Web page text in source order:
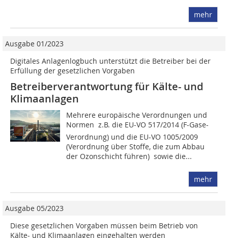
mehr
Ausgabe 01/2023
Digitales Anlagenlogbuch unterstützt die Betreiber bei der
Erfüllung der gesetzlichen Vorgaben
Betreiberverantwortung für Kälte- und
Klimaanlagen
Mehrere europäische Verordnungen und
Normen  z.B. die EU-VO 517/2014 (F-Gase-
Verordnung) und die EU-VO 1005/2009
(Verordnung über Stoffe, die zum Abbau
der Ozonschicht führen)  sowie die...
mehr
Ausgabe 05/2023
Diese gesetzlichen Vorgaben müssen beim Betrieb von
Kälte- und Klimaanlagen eingehalten werden